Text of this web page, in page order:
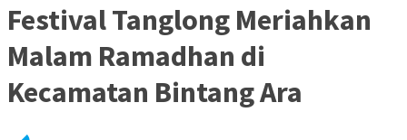
Festival Tanglong Meriahkan
Malam Ramadhan di
Kecamatan Bintang Ara